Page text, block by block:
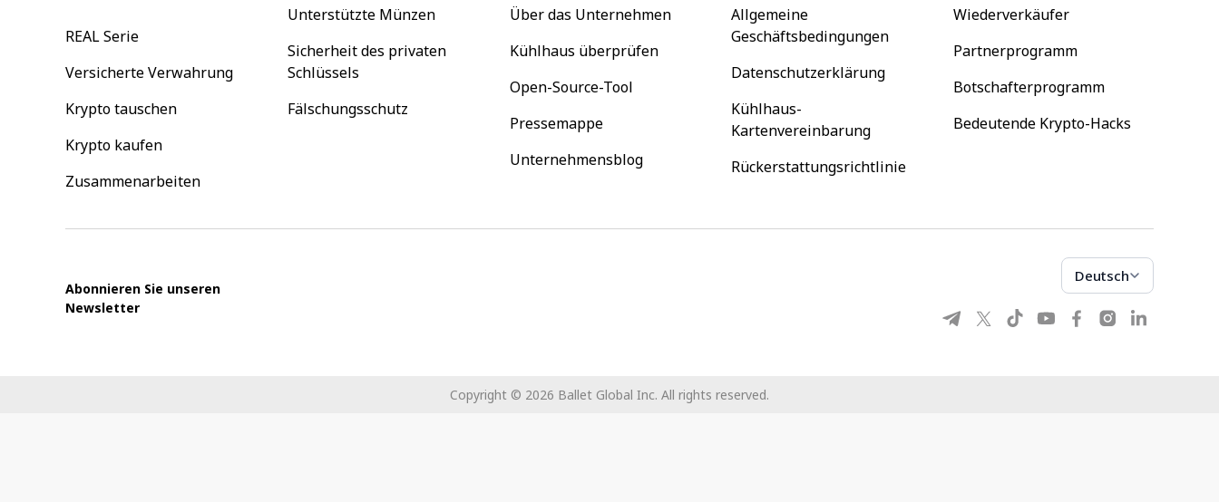
REAL Serie
Versicherte Verwahrung
Krypto tauschen
Krypto kaufen
Zusammenarbeiten
Unterstützte Münzen
Sicherheit des privaten
Schlüssels
Fälschungsschutz
Über das Unternehmen
Kühlhaus überprüfen
Open-Source-Tool
Pressemappe
Unternehmensblog
Allgemeine
Geschäftsbedingungen
Datenschutzerklärung
Kühlhaus-
Kartenvereinbarung
Rückerstattungsrichtlinie
Wiederverkäufer
Partnerprogramm
Botschafterprogramm
Bedeutende Krypto-Hacks
Abonnieren Sie unseren
Newsletter
Deutsch
Copyright © 2026 Ballet Global Inc. All rights reserved.